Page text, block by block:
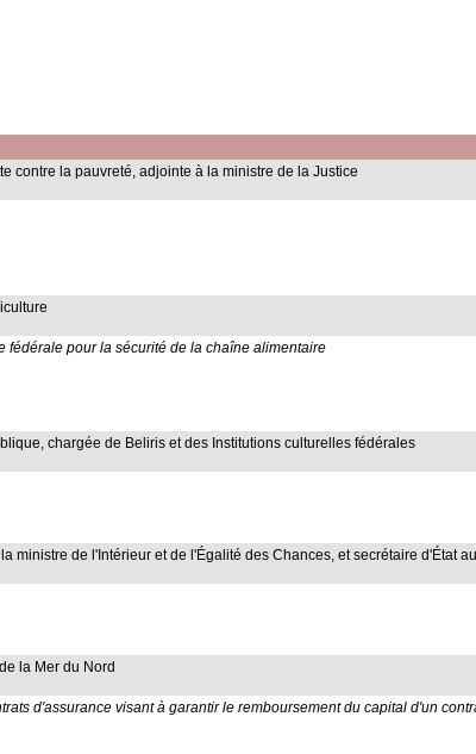
contre la pauvreté, adjointe à la ministre de la Justice
fédérale pour la sécurité de la chaîne alimentaire
chargée de Beliris et des Institutions culturelles fédérales
ministre de l'Intérieur et de l'Égalité des Chances, et secrétaire d'État
la Mer du Nord
d'assurance visant à garantir le remboursement du capital d'un